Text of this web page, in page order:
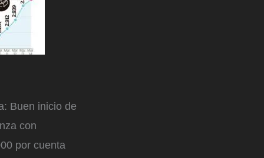
Buen inicio de
con
por cuenta